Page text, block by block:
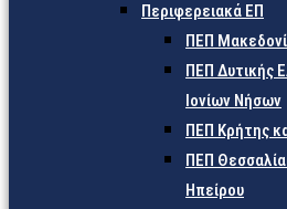
Περιφερειακά ΕΠ
ΠΕΠ
ΠΕΠ Δυτικής
Ιονίων Νήσων
ΠΕΠ Κρήτης
ΠΕΠ
Ηπείρου